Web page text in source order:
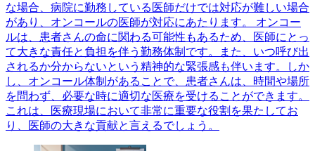
な場合、病院に勤務している医師だけでは対応が難しい場合
があり、オンコールの医師が対応にあたります。 オンコー
ルは、患者さんの命に関わる可能性もあるため、医師にとっ
て大きな責任と負担を伴う勤務体制です。また、いつ呼び出
されるか分からないという精神的な緊張感も伴います。しか
し、オンコール体制があることで、患者さんは、時間や場所
を問わず、必要な時に適切な医療を受けることができます。
これは、医療現場において非常に重要な役割を果たしてお
り、医師の大きな貢献と言えるでしょう。